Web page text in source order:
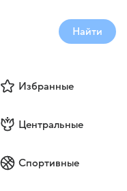
Найти
Избранные
Центральные
Спортивные